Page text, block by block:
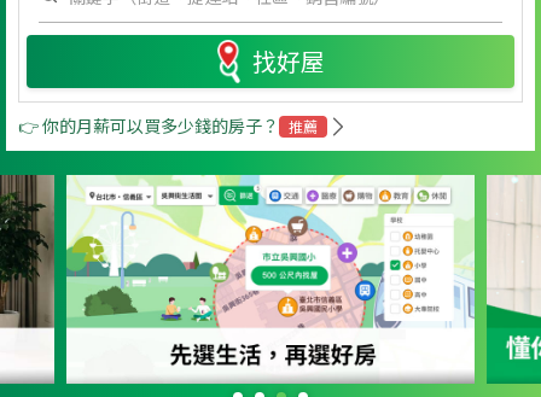
找好屋
👉 你的月薪可以買多少錢的房子？ 推薦